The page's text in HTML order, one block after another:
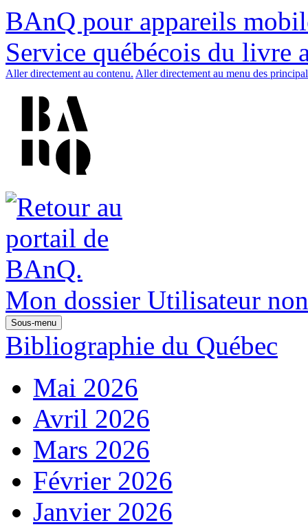
BAnQ pour appareils
Service québécois du livre
Aller directement au contenu. Aller directement au menu des
Mon dossier Utilisateur
Sous-menu
Bibliographie du Québec
Mai 2026
Avril 2026
Mars 2026
Février 2026
Janvier 2026